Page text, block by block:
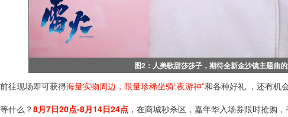
图2：人美歌甜莎莎子，期待全新金沙镜主题曲的
现场即可获得海量实物周边，限量珍稀坐骑“夜游神”和各种好礼 ，还有机
么？8月7日20点-8月14日24点 ，在商城秒杀区，嘉年华入场券限时抢购，